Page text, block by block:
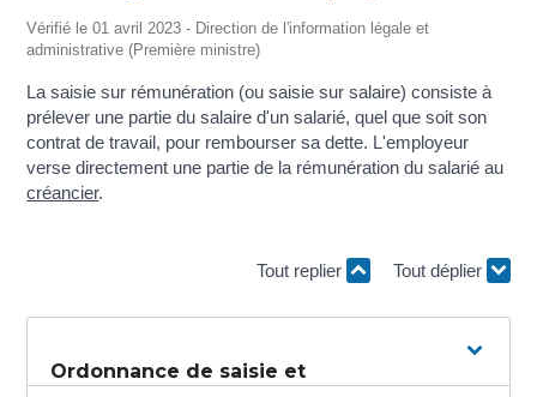
Vérifié le 01 avril 2023 - Direction de l'information légale et
administrative (Première ministre)
La saisie sur rémunération (ou saisie sur salaire) consiste à
prélever une partie du salaire d'un salarié, quel que soit son
contrat de travail, pour rembourser sa dette. L'employeur
verse directement une partie de la rémunération du salarié au
créancier.
Tout replier Tout déplier
Ordonnance de saisie et